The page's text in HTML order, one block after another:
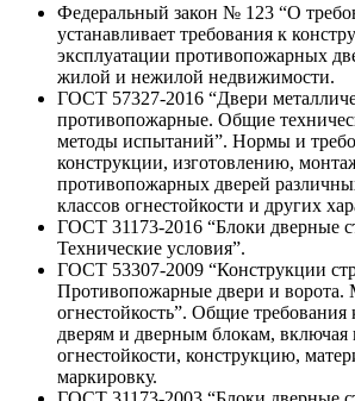
Федеральный закон № 123 “О
устанавливает требования к
эксплуатации противопожарных
жилой и нежилой недвижимости.
ГОСТ 57327-2016 “Двери
противопожарные. Общие
методы испытаний”. Нормы и
конструкции, изготовлению,
противопожарных дверей
классов огнестойкости и других
ГОСТ 31173-2016 “Блоки дверные
Технические условия”.
ГОСТ 53307-2009 “Конструкции
Противопожарные двери и ворота.
огнестойкость”. Общие
дверям и дверным блокам, включая
огнестойкости, конструкцию,
маркировку.